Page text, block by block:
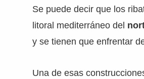
Se puede decir que los
litoral mediterráneo del
y se tienen que enfrentar
Una de esas